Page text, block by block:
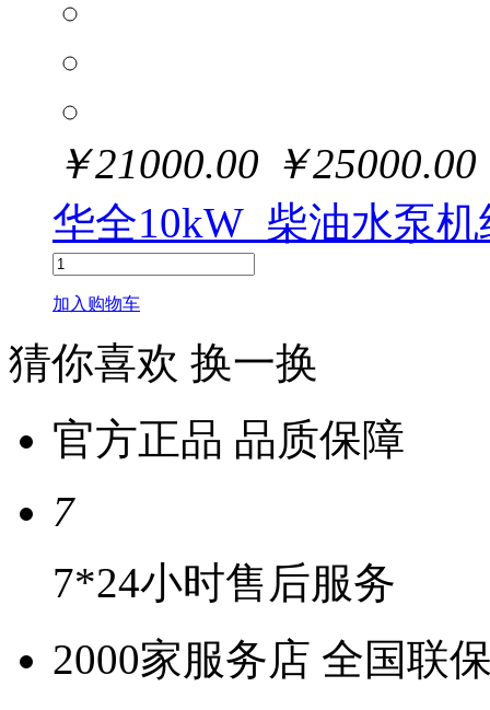
￥21000.00 ￥25000.00
华全10kW_柴油水泵
加入购物车
猜你喜欢 换一换
官方正品 品质保障
7
7*24小时售后服务
2000家服务店 全国联